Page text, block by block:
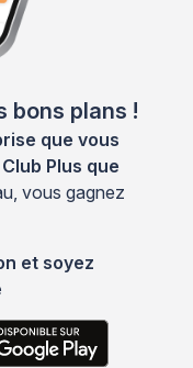
bons plans !
que vous
Plus que
vous gagnez
et soyez